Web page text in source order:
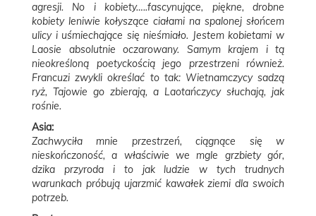
agresji. No i kobiety…..fascynujące, piękne, drobne
kobiety leniwie kołyszące ciałami na spalonej słońcem
ulicy i uśmiechające się nieśmiało. Jestem kobietami w
Laosie absolutnie oczarowany. Samym krajem i tą
nieokreśloną poetyckością jego przestrzeni również.
Francuzi zwykli określać to tak: Wietnamczycy sadzą
ryż, Tajowie go zbierają, a Laotańczycy słuchają, jak
rośnie.
Asia:
Zachwyciła mnie przestrzeń, ciągnące się w
nieskończoność, a właściwie we mgle grzbiety gór,
dzika przyroda i to jak ludzie w tych trudnych
warunkach próbują ujarzmić kawałek ziemi dla swoich
potrzeb.